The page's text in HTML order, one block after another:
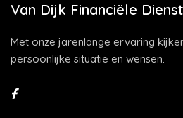
Van Dijk Financiële
Met onze jarenlange ervaring
persoonlijke situatie en wensen.